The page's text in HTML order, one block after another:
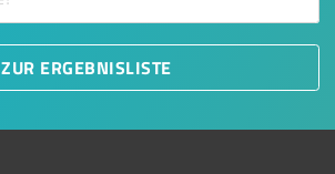
ZUR ERGEBNISLISTE